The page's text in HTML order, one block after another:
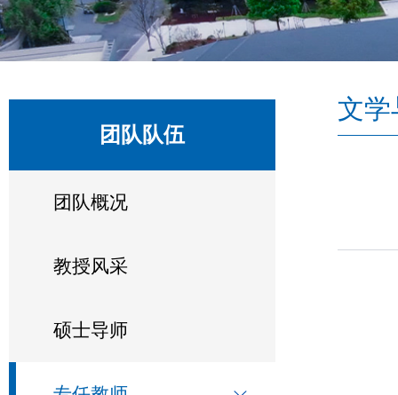
团队队伍
团队概况
教授风采
硕士导师
文学